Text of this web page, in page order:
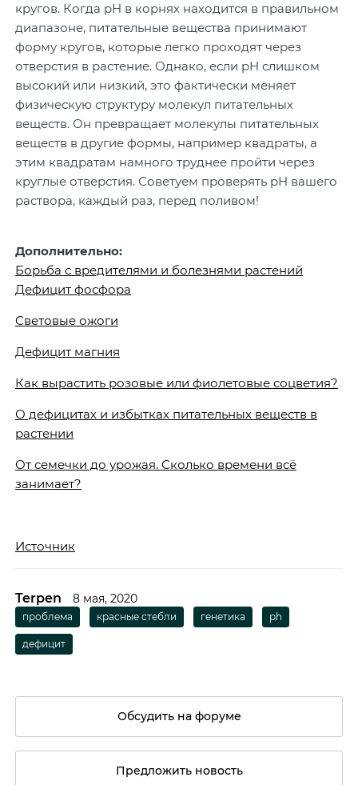
кругов. Когда pH в корнях находится в правильном
диапазоне, питательные вещества принимают
форму кругов, которые легко проходят через
отверстия в растение. Однако, если pH слишком
высокий или низкий, это фактически меняет
физическую структуру молекул питательных
веществ. Он превращает молекулы питательных
веществ в другие формы, например квадраты, а
этим квадратам намного труднее пройти через
круглые отверстия. Советуем проверять pH вашего
раствора, каждый раз, перед поливом!
Дополнительно:
Борьба с вредителями и болезнями растений
Дефицит фосфора
Световые ожоги
Дефицит магния
Как вырастить розовые или фиолетовые соцветия?
О дефицитах и избытках питательных веществ в
растении
От семечки до урожая. Сколько времени всё
занимает?
Источник
Terpen 8 мая, 2020
проблема красные стебли генетика ph
дефицит
Обсудить на форуме
Предложить новость